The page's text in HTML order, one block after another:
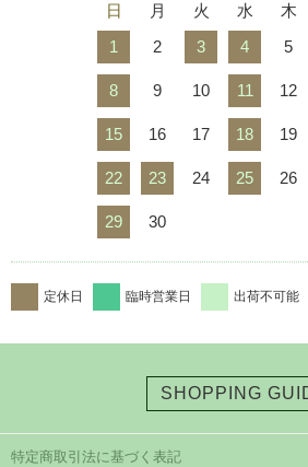
日 月 火 水 木
1
2 3 4 5
8 9 10 11 12
15 16 17 18 19
22 23 24 25 26
29 30
定休日 臨時営業日 出荷不可能
SHOPPING
特定商取引法に基づく表記